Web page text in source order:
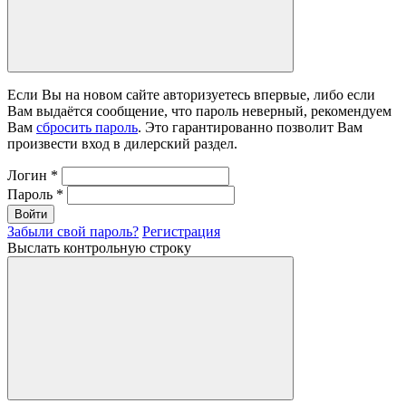
Если Вы на новом сайте авторизуетесь впервые, либо если
Вам выдаётся сообщение, что пароль неверный, рекомендуем
Вам сбросить пароль. Это гарантированно позволит Вам
произвести вход в дилерский раздел.
Логин *
Пароль *
Войти
Забыли свой пароль? Регистрация
Выслать контрольную строку